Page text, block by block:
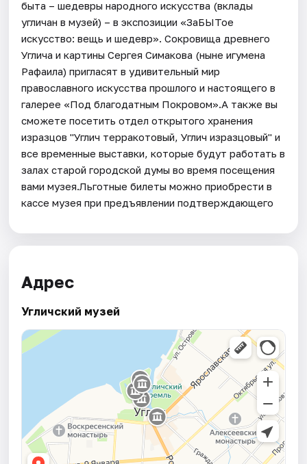
быта – шедевры народного искусства (вклады
угличан в музей) – в экспозиции «ЗаБЫТое
искусство: вещь и шедевр». Сокровища древнего
Углича и картины Сергея Симакова (ныне игумена
Рафаила) пригласят в удивительный мир
православного искусства прошлого и настоящего в
галерее «Под благодатным Покровом».А также вы
сможете посетить отдел открытого хранения
изразцов "Углич терракотовый, Углич изразцовый" и
все временные выставки, которые будут работать в
залах старой городской думы во время посещения
вами музея.Льготные билеты можно приобрести в
кассе музея при предъявлении подтверждающего
Адрес
Угличский музей